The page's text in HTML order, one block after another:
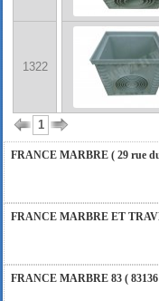
1322
1
FRANCE MARBRE 84 (
FERMETURE POUR
vous répondrons dans les
FRANCE MARBRE ( 29 rue
FRANCE MARBRE ET
FRANCE MARBRE 83 (